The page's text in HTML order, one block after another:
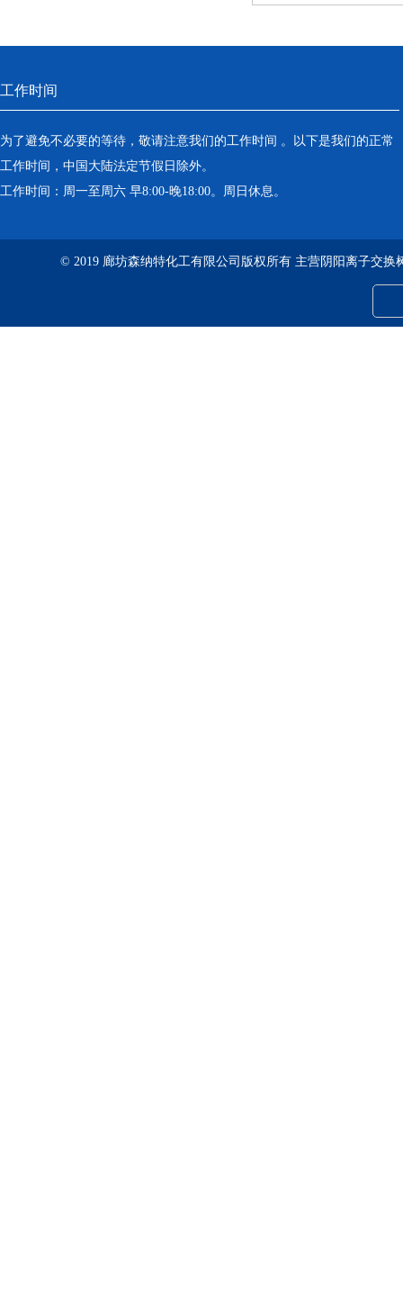
工作时间
为了避免不必要的等待，敬请注意我们的工作时间 。以下是我们的正常
工作时间，中国大陆法定节假日除外。
工作时间：周一至周六 早8:00-晚18:00。周日休息。
© 2019 廊坊森纳特化工有限公司版权所有 主营阴阳离子交换